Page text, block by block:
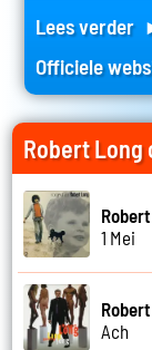
Lees verder
Officiele
Robert
1 Mei
Ach